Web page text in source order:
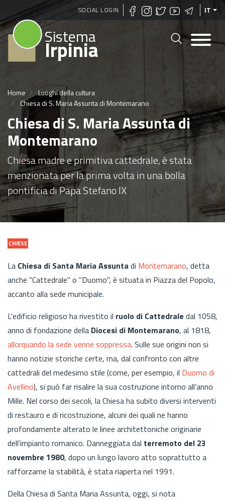
Salta
SOCIAL LOGIN IT
Sistema
Irpinia
Home
Luoghi della cultura
Chiesa di S. Maria Assunta di Montemarano
Chiesa di S. Maria Assunta di
Montemarano
Chiesa madre e primitiva cattedrale, è stata
menzionata per la prima volta in una bolla
pontificia di Papa Stefano IX
CHIESE
La Chiesa di Santa Maria Assunta di Montemarano, detta
anche "Cattedrale" o "Duomo", è situata in Piazza del Popolo,
accanto alla sede municipale.
L'edificio religioso ha rivestito il ruolo di Cattedrale dal 1058,
anno di fondazione della Diocesi di Montemarano, al 1818,
allorquando la sede venne soppressa. Sulle sue origini non si
hanno notizie storiche certe, ma, dal confronto con altre
cattedrali del medesimo stile (come, per esempio, il Duomo di
Avellino), si può far risalire la sua costruzione intorno all’anno
Mille. Nel corso dei secoli, la Chiesa ha subito diversi interventi
di restauro e di ricostruzione, alcuni dei quali ne hanno
profondamente alterato le linee architettoniche originarie
dell'impianto romanico. Danneggiata dal terremoto del 23
novembre 1980, dopo un lungo lavoro atto soprattutto a
rafforzarne la stabilità, è stata riaperta nel 1991.
Della Chiesa di Santa Maria Assunta, oggi, si nota